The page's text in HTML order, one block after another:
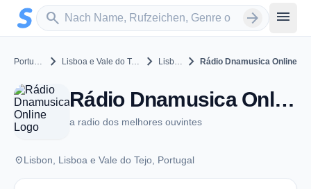
Zum Hauptinhalt springen
search
Sender suchen arrow_forward menu
Portugal chevron_right Lisboa e Vale do Tejo chevron_right Lisbon chevron_right Rádio Dnamusica Online
Rádio Dnamusica Online - Lisbon
a radio dos melhores ouvintes
placeLisbon, Lisboa e Vale do Tejo, Portugal